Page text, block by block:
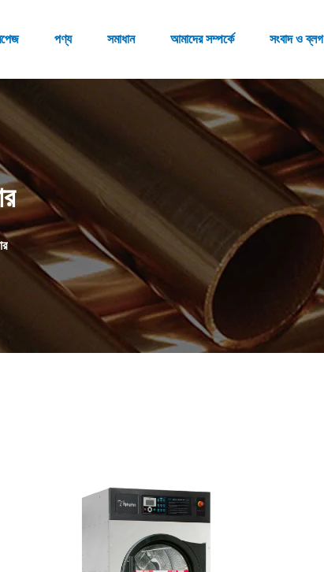
পণ্য সমাধান আমাদের সম্পর্কে সংবাদ ও ব্লগ